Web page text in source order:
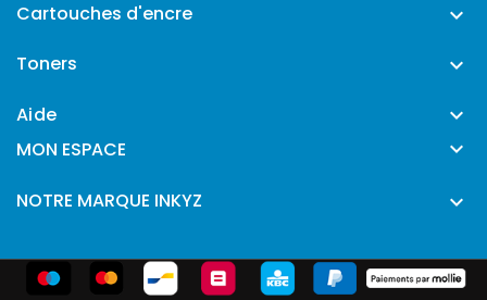
Cartouches d'encre 
Toners 
Aide 
MON ESPACE 
NOTRE MARQUE INKYZ 